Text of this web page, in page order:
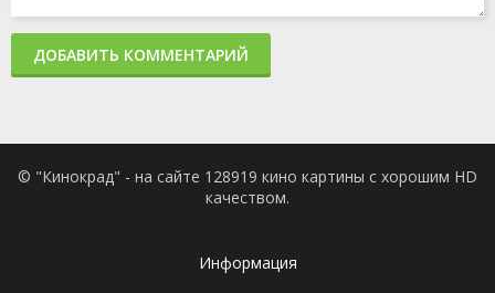
ДОБАВИТЬ КОММЕНТАРИЙ
© "Кинокрад" - на сайте 128919 кино картины с хорошим HD
качеством.
Информация